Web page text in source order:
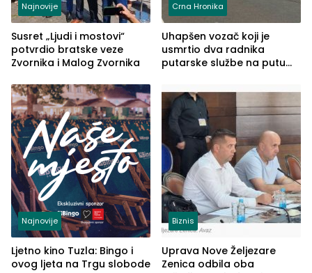
Najnovije
Susret „Ljudi i mostovi“
potvrdio bratske veze
Zvornika i Malog Zvornika
Crna Hronika
Uhapšen vozač koji je
usmrtio dva radnika
putarske službe na putu
(FOTO)
Najnovije
Ljetno kino Tuzla: Bingo i
ovog ljeta na Trgu slobode
Biznis
Uprava Nove Željezare
Zenica odbila oba